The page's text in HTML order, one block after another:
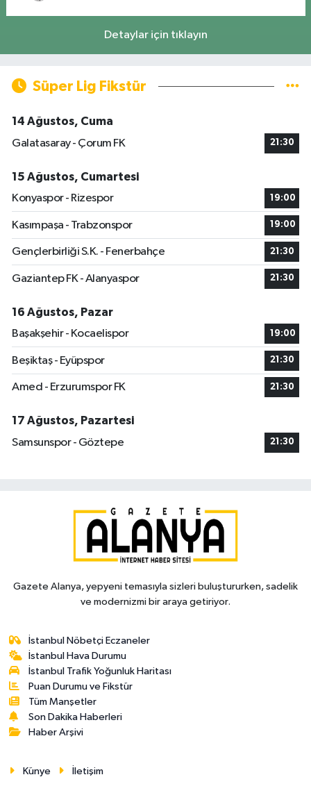
Detaylar için tıklayın
Süper Lig Fikstür
14 Ağustos, Cuma
Galatasaray - Çorum FK
21:30
15 Ağustos, Cumartesi
Konyaspor - Rizespor
19:00
Kasımpaşa - Trabzonspor 19:00
Gençlerbirliği S.K. - Fenerbahçe 21:30
Gaziantep FK - Alanyaspor 21:30
16 Ağustos, Pazar
Başakşehir - Kocaelispor
19:00
Beşiktaş - Eyüpspor 21:30
Amed - Erzurumspor FK 21:30
17 Ağustos, Pazartesi
Samsunspor - Göztepe
21:30
Gazete Alanya, yepyeni temasıyla sizleri buluştururken, sadelik
ve modernizmi bir araya getiriyor.
İstanbul Nöbetçi Eczaneler
İstanbul Hava Durumu
İstanbul Trafik Yoğunluk Haritası
Puan Durumu ve Fikstür
Tüm Manşetler
Son Dakika Haberleri
Haber Arşivi
Künye İletişim